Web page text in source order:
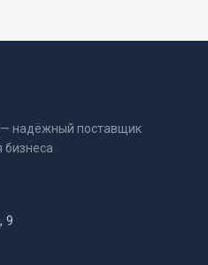
— надёжный поставщик
бизнеса
9